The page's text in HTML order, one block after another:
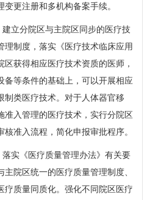
更注册和多机构备案手续。
立分院区与主院区同步的医疗技
理制度，落实《医疗技术临床应用
获得相应医疗技术资质的医师，
备等条件的基础上，可以开展相应
制类医疗技术。对于人体器官移
准入管理的医疗技术，实行分院区
准入流程，简化申报审批程序。
实《医疗质量管理办法》有关要
院区统一的医疗质量管理制度、
疗质量同质化。强化不同院区医疗